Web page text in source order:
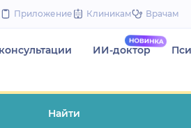
Приложение Клиникам Врачам
ИИ-доктор
Найти